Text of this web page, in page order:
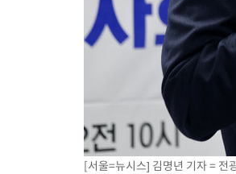
[서울=뉴시스] 김명년 기자 = 전